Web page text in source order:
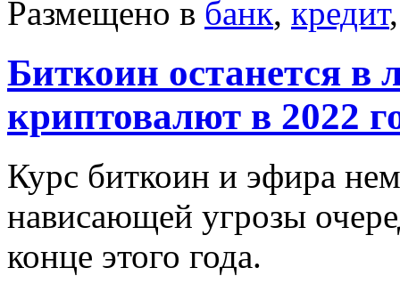
Размещено в банк, кредит
Биткоин останется в
криптовалют в 2022
Курс биткоин и эфира
нависающей угрозы
конце этого года.